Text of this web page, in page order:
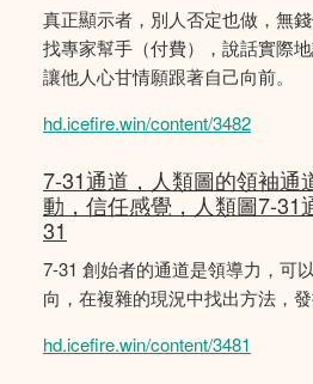
真正顯示者，別人否定也做，無
找專家幫手（付費），說話實際
讓他人心甘情願跟著自己向前。
hd.icefire.win/content/3482
7-31通道，人類圖的領袖通
動，信任感覺，人類圖7-31
31
7-31 創始者的通道是領導力，可
向，在複雜的現況中找出方法，發
hd.icefire.win/content/3481